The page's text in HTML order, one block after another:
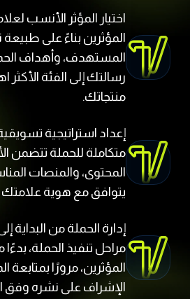
اختيار المؤثر الأنسب
المؤثرين بناءً على
المستهدف، وأهداف
رسالتك إلى الفئة الأكثر
منتجاتك.
إعداد استراتيجية
متكاملة للحملة تتضمن
المحتوى، والمنصات
يتوافق مع هوية علامتك
إدارة الحملة من البداية
مراحل تنفيذ الحملة،
المؤثرين، مرورًا بمتابعة
الإشراف على نشره وفق